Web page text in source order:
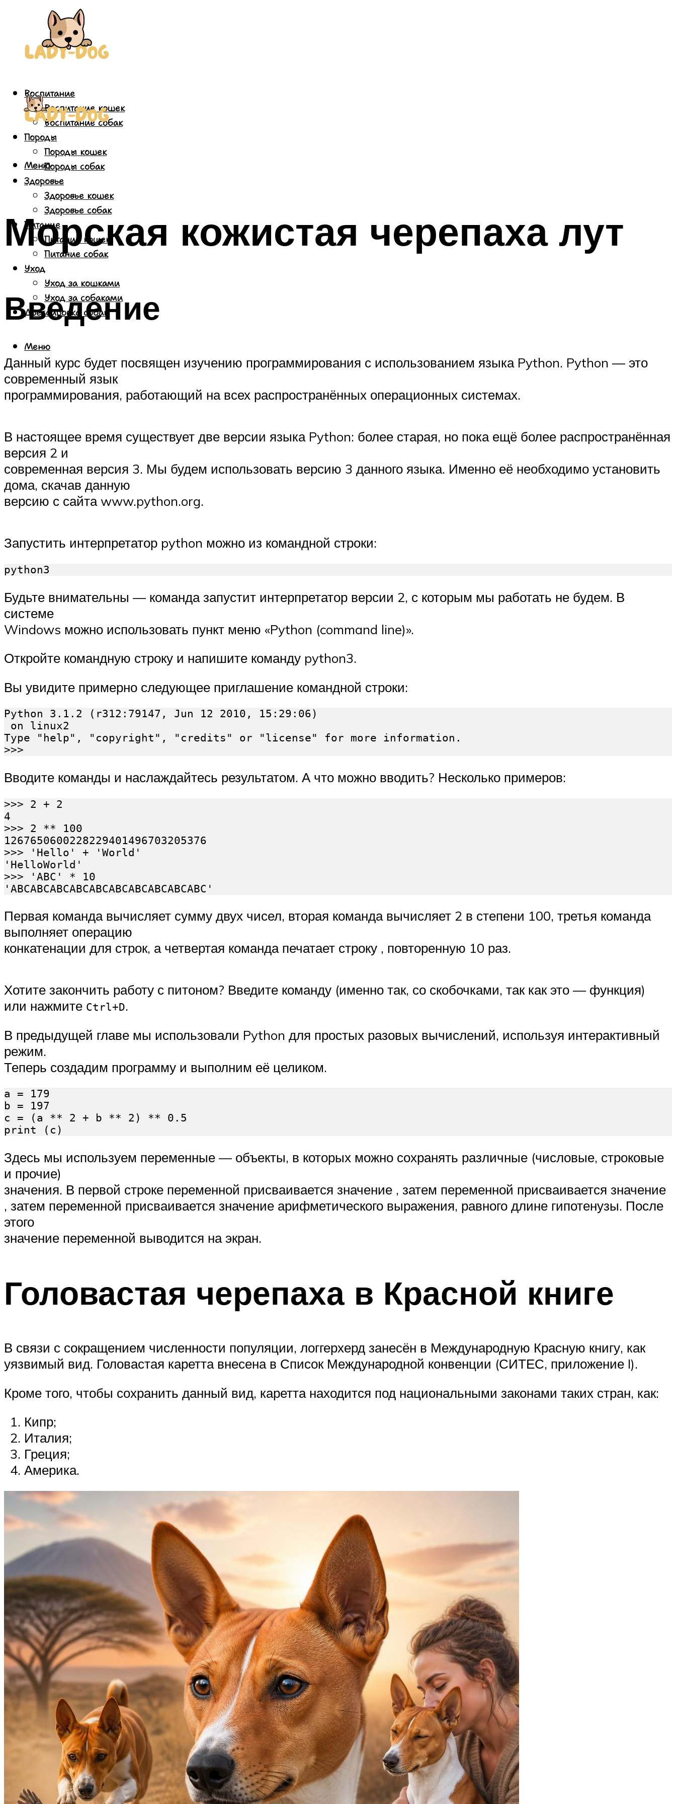
Воспитание
Воспитание кошек
Воспитание собак
Породы
Породы кошек
Породы собак
Здоровье
Здоровье кошек
Здоровье собак
Питание
Питание кошек
Питание собак
Уход
Уход за кошками
Уход за собаками
Дрессировка собак
Меню
Меню
Морская кожистая черепаха лут
Введение
Данный курс будет посвящен изучению программирования с использованием языка Python. Python — это
современный язык
программирования, работающий на всех распространённых операционных системах.
В настоящее время существует две версии языка Python: более старая, но пока ещё более распространённая
версия 2 и
современная версия 3. Мы будем использовать версию 3 данного языка. Именно её необходимо установить
дома, скачав данную
версию с сайта www.python.org.
Запустить интерпретатор python можно из командной строки:
Будьте внимательны — команда запустит интерпретатор версии 2, с которым мы работать не будем. В
системе
Windows можно использовать пункт меню «Python (command line)».
Откройте командную строку и напишите команду python3.
Вы увидите примерно следующее приглашение командной строки:
Python 3.1.2 (r312:79147, Jun 12 2010, 15:29:06)
on linux2
Type "help", "copyright", "credits" or "license" for more information.
Вводите команды и наслаждайтесь результатом. А что можно вводить? Несколько примеров:
>>> 2 + 2
4
>>> 2 ** 100
1267650600228229401496703205376
>>> 'Hello' + 'World'
'HelloWorld'
>>> 'ABC' * 10
Первая команда вычисляет сумму двух чисел, вторая команда вычисляет 2 в степени 100, третья команда
выполняет операцию
конкатенации для строк, а четвертая команда печатает строку , повторенную 10 раз.
Хотите закончить работу с питоном? Введите команду (именно так, со скобочками, так как это — функция)
или нажмите Ctrl+D.
В предыдущей главе мы использовали Python для простых разовых вычислений, используя интерактивный
режим.
Теперь создадим программу и выполним её целиком.
a = 179
b = 197
c = (a ** 2 + b ** 2) ** 0.5
Здесь мы используем переменные — объекты, в которых можно сохранять различные (числовые, строковые
и прочие)
значения. В первой строке переменной присваивается значение , затем переменной присваивается значение
, затем переменной присваивается значение арифметического выражения, равного длине гипотенузы. После
этого
значение переменной выводится на экран.
Головастая черепаха в Красной книге
В связи с сокращением численности популяции, логгерхерд занесён в Международную Красную книгу, как
уязвимый вид. Головастая каретта внесена в Список Международной конвенции (СИТЕС, приложение I).
Кроме того, чтобы сохранить данный вид, каретта находится под национальными законами таких стран, как:
Кипр;
Италия;
Греция;
Америка.